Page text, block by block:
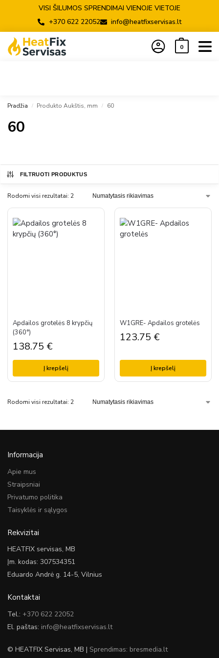
VISI ŠILUMOS SPRENDIMAI VIENOJE VIETOJE
+370 622 22052
info@heatfixservisas.lt
0
Pradžia / Produkto Aukštis, mm / 60
60
FILTRUOTI PRODUKTUS
Rodomi visi rezultatai: 2
Apdailos grotelės 8 krypčių
(360°)
138.75 €
Į krepšelį
W1GRE- Apdailos grotelės
123.75 €
Į krepšelį
Rodomi visi rezultatai: 2
Informacija
Apie mus
Straipsniai
Privatumo politika
Taisyklės ir sąlygos
Rekvizitai
HEATFIX servisas, MB
Įm. kodas: 307534351
Eduardo Andrė g. 14-5, Vilnius
Kontaktai
Tel.: +370 622 22052
El. paštas: info@heatfixservisas.lt
© HEATFIX Servisas, MB | Sprendimas: bresmedia.lt